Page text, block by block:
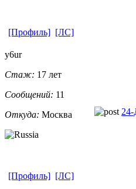
[Профиль] [ЛС]
y6ur
Стаж: 17 лет
Сообщений: 11
Откуда: Москва 24-
[Профиль] [ЛС]